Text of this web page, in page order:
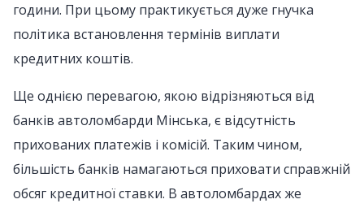
години. При цьому практикується дуже гнучка
політика встановлення термінів виплати
кредитних коштів.
Ще однією перевагою, якою відрізняються від
банків автоломбарди Мінська, є відсутність
прихованих платежів і комісій. Таким чином,
більшість банків намагаються приховати справжній
обсяг кредитної ставки. В автоломбардах же